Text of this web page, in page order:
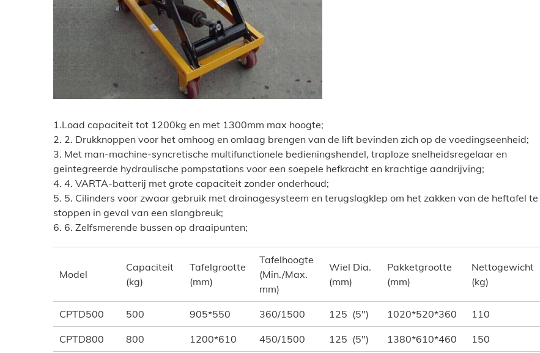
1.Load capaciteit tot 1200kg en met 1300mm max hoogte;
2. 2. Drukknoppen voor het omhoog en omlaag brengen van de lift bevinden zich op de voedingseenheid;
3. Met man-machine-syncretische multifunctionele bedieningshendel, traploze snelheidsregelaar en
geïntegreerde hydraulische pompstations voor een soepele hefkracht en krachtige aandrijving;
4. 4. VARTA-batterij met grote capaciteit zonder onderhoud;
5. 5. Cilinders voor zwaar gebruik met drainagesysteem en terugslagklep om het zakken van de heftafel te
stoppen in geval van een slangbreuk;
6. 6. Zelfsmerende bussen op draaipunten;
Model
Capaciteit
(kg)
Tafelgrootte
(mm)
Tafelhoogte
(Min./Max.
mm)
Wiel Dia.
(mm)
Pakketgrootte
(mm)
Nettogewicht
(kg)
CPTD500 500 905*550 360/1500 125 (5″) 1020*520*360 110
CPTD800 800 1200*610 450/1500 125 (5″) 1380*610*460 150